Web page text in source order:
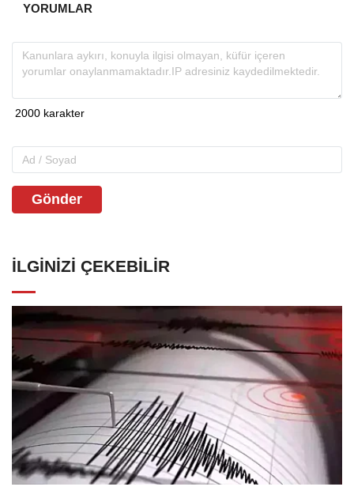
YORUMLAR
Gönder
İLGINIZI ÇEKEBILIR